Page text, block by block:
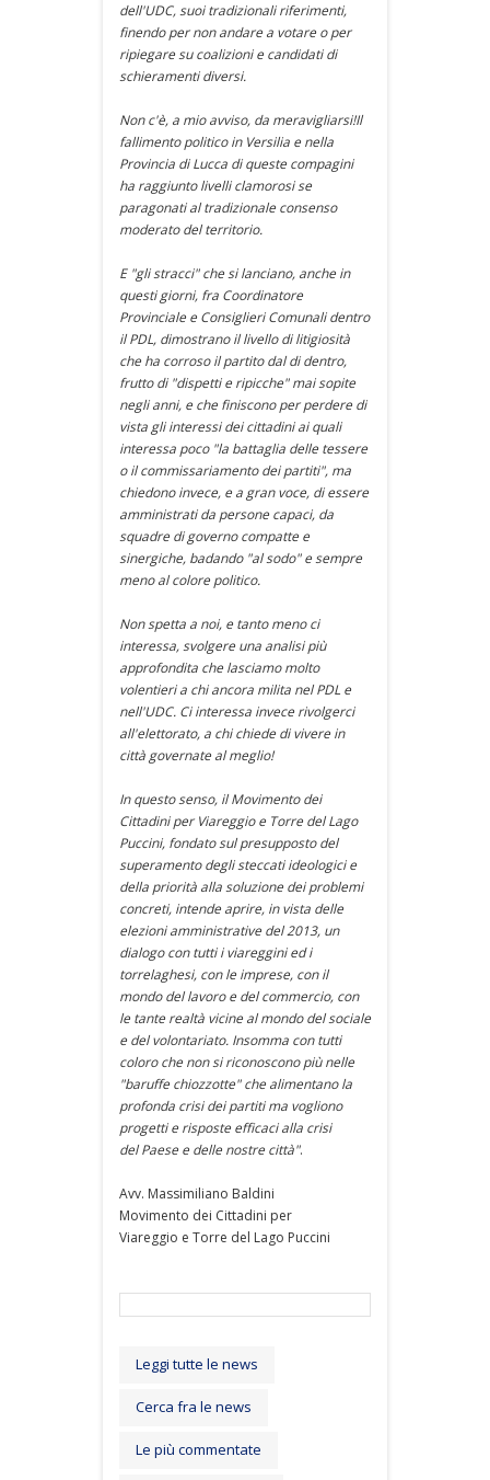
dell'UDC, suoi tradizionali riferimenti,
finendo per non andare a votare o per
ripiegare su coalizioni e candidati di
schieramenti diversi.
Non c'è, a mio avviso, da meravigliarsi!Il
fallimento politico in Versilia e nella
Provincia di Lucca di queste compagini
ha raggiunto livelli clamorosi se
paragonati al tradizionale consenso
moderato del territorio.
E "gli stracci" che si lanciano, anche in
questi giorni, fra Coordinatore
Provinciale e Consiglieri Comunali dentro
il PDL, dimostrano il livello di litigiosità
che ha corroso il partito dal di dentro,
frutto di "dispetti e ripicche" mai sopite
negli anni, e che finiscono per perdere di
vista gli interessi dei cittadini ai quali
interessa poco "la battaglia delle tessere
o il commissariamento dei partiti", ma
chiedono invece, e a gran voce, di essere
amministrati da persone capaci, da
squadre di governo compatte e
sinergiche, badando "al sodo" e sempre
meno al colore politico.
Non spetta a noi, e tanto meno ci
interessa, svolgere una analisi più
approfondita che lasciamo molto
volentieri a chi ancora milita nel PDL e
nell'UDC. Ci interessa invece rivolgerci
all'elettorato, a chi chiede di vivere in
città governate al meglio!
In questo senso, il Movimento dei
Cittadini per Viareggio e Torre del Lago
Puccini, fondato sul presupposto del
superamento degli steccati ideologici e
della priorità alla soluzione dei problemi
concreti, intende aprire, in vista delle
elezioni amministrative del 2013, un
dialogo con tutti i viareggini ed i
torrelaghesi, con le imprese, con il
mondo del lavoro e del commercio, con
le tante realtà vicine al mondo del sociale
e del volontariato. Insomma con tutti
coloro che non si riconoscono più nelle
"baruffe chiozzotte" che alimentano la
profonda crisi dei partiti ma vogliono
progetti e risposte efficaci alla crisi
del Paese e delle nostre città".
Avv. Massimiliano Baldini
Movimento dei Cittadini per
Viareggio e Torre del Lago Puccini
Leggi tutte le news
Cerca fra le news
Le più commentate